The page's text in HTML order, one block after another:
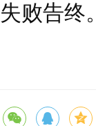
失败告终。